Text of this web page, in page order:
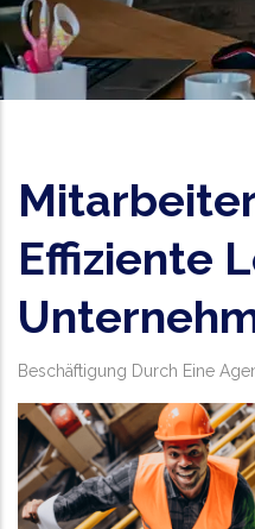
Effiziente
Beschäftigung Durch Eine